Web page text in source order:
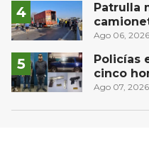
Patrulla
en la
Ago 06, 2026
Policías
cinco
Puebla
Ago 07, 2026